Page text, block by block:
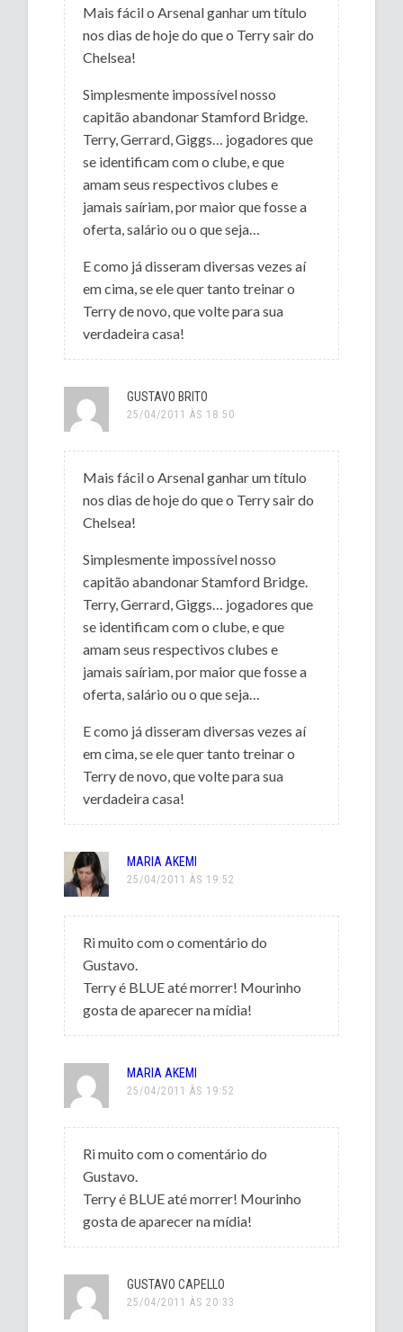
Mais fácil o Arsenal ganhar um título
nos dias de hoje do que o Terry sair do
Chelsea!
Simplesmente impossível nosso
capitão abandonar Stamford Bridge.
Terry, Gerrard, Giggs… jogadores que
se identificam com o clube, e que
amam seus respectivos clubes e
jamais saíriam, por maior que fosse a
oferta, salário ou o que seja…
E como já disseram diversas vezes aí
em cima, se ele quer tanto treinar o
Terry de novo, que volte para sua
verdadeira casa!
GUSTAVO BRITO
25/04/2011 ÀS 18:50
Mais fácil o Arsenal ganhar um título
nos dias de hoje do que o Terry sair do
Chelsea!
Simplesmente impossível nosso
capitão abandonar Stamford Bridge.
Terry, Gerrard, Giggs… jogadores que
se identificam com o clube, e que
amam seus respectivos clubes e
jamais saíriam, por maior que fosse a
oferta, salário ou o que seja…
E como já disseram diversas vezes aí
em cima, se ele quer tanto treinar o
Terry de novo, que volte para sua
verdadeira casa!
MARIA AKEMI
25/04/2011 ÀS 19:52
Ri muito com o comentário do
Gustavo.
Terry é BLUE até morrer! Mourinho
gosta de aparecer na mídia!
MARIA AKEMI
25/04/2011 ÀS 19:52
Ri muito com o comentário do
Gustavo.
Terry é BLUE até morrer! Mourinho
gosta de aparecer na mídia!
GUSTAVO CAPELLO
25/04/2011 ÀS 20:33